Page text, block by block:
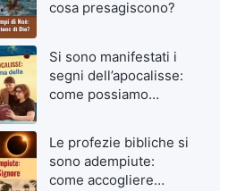
cosa presagiscono?
Si sono manifestati i
segni dell’apocalisse:
come possiamo
tribolazione e
accogliere il Signore?
Le profezie bibliche si
sono adempiute:
come accogliere